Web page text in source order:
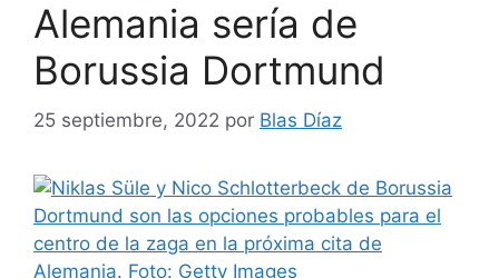
Alemania sería de
Borussia Dortmund
25 septiembre, 2022 por Blas Díaz